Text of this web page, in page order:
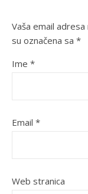
Vaša email
su označena sa *
Ime *
Email *
Web stranica